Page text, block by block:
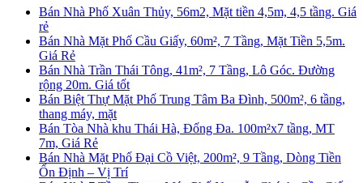
Bán Nhà Phố Xuân Thủy, 56m2, Mặt tiền 4,5m, 4,5 tầng. Giá
rẻ
Bán Nhà Mặt Phố Cầu Giấy, 60m², 7 Tầng, Mặt Tiền 5,5m.
Giá Rẻ
Bán Nhà Trần Thái Tông, 41m², 7 Tầng, Lô Góc. Đường
rộng 20m. Giá tốt
Bán Biệt Thự Mặt Phố Trung Tâm Ba Đình, 500m², 6 tầng,
thang máy, mặt
Bán Tòa Nhà khu Thái Hà, Đống Đa. 100m²x7 tầng, MT
7m, Giá Rẻ
Bán Nhà Mặt Phố Đại Cồ Việt, 200m², 9 Tầng, Dòng Tiền
Ổn Định – Vị Trí